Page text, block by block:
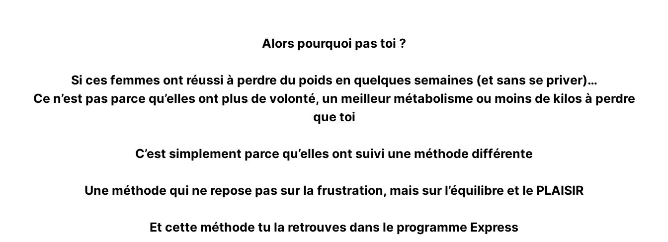
Alors pourquoi pas toi ?
Si ces femmes ont réussi à perdre du poids en quelques semaines (et sans se priver)…
Ce n’est pas parce qu’elles ont plus de volonté, un meilleur métabolisme ou moins de kilos à perdre
que toi
C’est simplement parce qu’elles ont suivi une méthode différente
Une méthode qui ne repose pas sur la frustration, mais sur l’équilibre et le PLAISIR
Et cette méthode tu la retrouves dans le programme Express